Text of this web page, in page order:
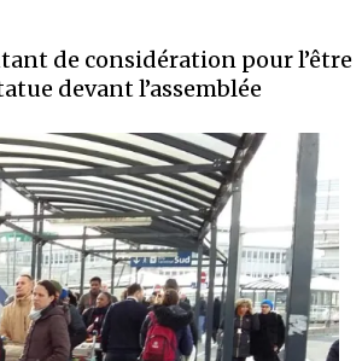
de considération pour l’être
devant l’assemblée